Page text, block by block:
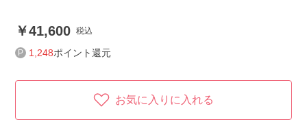
41,600 税込
1,248ポイント還元
お気に入りに入れる